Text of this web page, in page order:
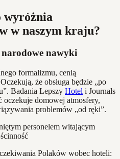
wyróżnia
w naszym kraju?
nawyki
formalizmu, cenią
że obsługa będzie „po
Badania Lepszy Hotel i Journals
domowej atmosfery,
problemów „od ręki”.
Polaków wobec hoteli: